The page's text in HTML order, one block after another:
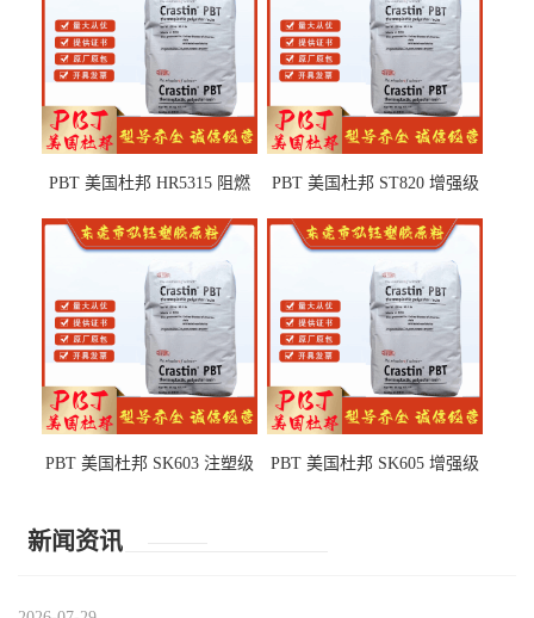
PBT 美国杜邦 HR5315 阻燃
部件
PBT 美国杜邦 ST820 增强级
PBT 美国杜邦 SK603 注塑级
PBT 美国杜邦 SK605 增强级
新闻资讯